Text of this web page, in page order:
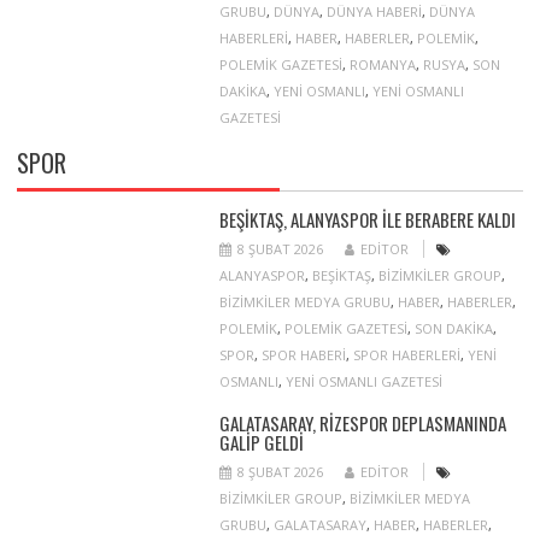
GRUBU, DÜNYA, DÜNYA HABERI, DÜNYA
HABERLERI, HABER, HABERLER, POLEMIK,
POLEMIK GAZETESI, ROMANYA, RUSYA, SON
DAKIKA, YENI OSMANLI, YENI OSMANLI
GAZETESI
SPOR
BEŞIKTAŞ, ALANYASPOR ILE BERABERE KALDI
8 ŞUBAT 2026
EDITOR
ALANYASPOR, BEŞIKTAŞ, BIZIMKILER GROUP,
BIZIMKILER MEDYA GRUBU, HABER, HABERLER,
POLEMIK, POLEMIK GAZETESI, SON DAKIKA,
SPOR, SPOR HABERI, SPOR HABERLERI, YENI
OSMANLI, YENI OSMANLI GAZETESI
GALATASARAY, RIZESPOR DEPLASMANINDA
GALIP GELDI
8 ŞUBAT 2026
EDITOR
BIZIMKILER GROUP, BIZIMKILER MEDYA
GRUBU, GALATASARAY, HABER, HABERLER,